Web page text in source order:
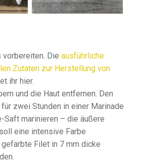
vorbereiten. Die ausführliche
Zutaten zur Herstellung von
ihr hier.
und die Haut entfernen. Den
für zwei Stunden in einer Marinade
Saft marinieren – die äußere
eine intensive Farbe
gefärbte Filet in 7 mm dicke